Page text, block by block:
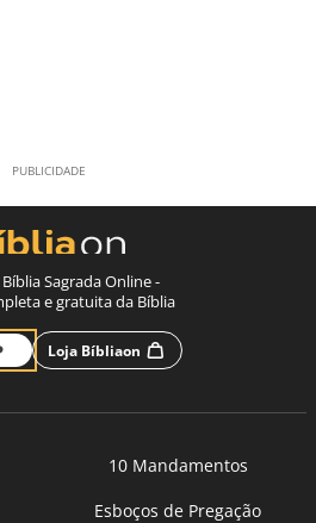
Sagrada Online -
e gratuita da Bíblia
Loja Bíbliaon
10 Mandamentos
Esboços de Pregação